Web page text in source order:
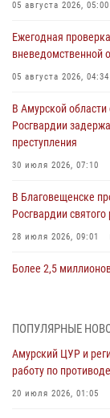
05 августа 2026, 05:00
Ежегодная
вневедомственной
05 августа 2026, 04:34
В Амурской
Росгвардии
преступления
30 июля 2026, 07:10
В Благовещенске
Росгвардии
28 июля 2026, 09:01
Более 2,5
Росгвардии
27 июля 2026, 06:28
ПОПУЛЯРНЫЕ
Амурский ЦУР и
работу по
20 июля 2026, 01:05